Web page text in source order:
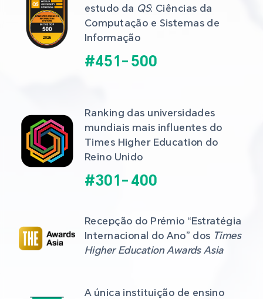
estudo da QS: Ciências da
Computação e Sistemas de
Informação
#451- 500
Ranking das universidades
mundiais mais influentes do
Times Higher Education do
Reino Unido
#301- 400
Recepção do Prémio “Estratégia
Internacional do Ano” dos Times
Higher Education Awards Asia
A única instituição de ensino